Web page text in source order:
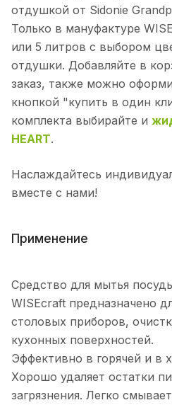
отдушкой от Sidonie
Только в мануфактуре
или 5 литров с выбором
отдушки. Добавляйте в
заказ, также можно
кнопкой "купить в один
комплекта выбирайте и
HEART.
Наслаждайтесь
вместе с нами!
Применение
Средство для мытья
WISEcraft предназначено
столовых приборов,
кухонных поверхностей.
Эффективно в горячей и в
Хорошо удаляет остатки
загрязнения. Легко